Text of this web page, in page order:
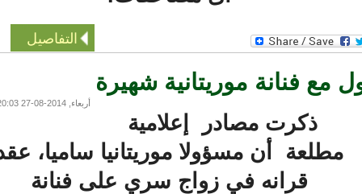
التفاصيل
فنانة موريتانية شهيرة
أربعاء, 2014-08-27 20:03
ذكرت مصادر إعلامية
مطلعة أن مسؤولا موريتانيا ساميا، عقد
قرانه في زواج سري على فنانة